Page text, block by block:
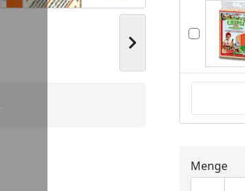
Nächstes Bild
Menge